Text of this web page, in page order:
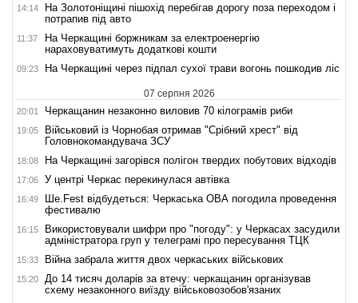
14:14
На Золотоніщині пішохід перебігав дорогу поза переходом і
потрапив під авто
11:37
На Черкащині боржникам за електроенергію
нараховуватимуть додаткові кошти
09:23 На Черкащині через підпал сухої трави вогонь пошкодив ліс
07 серпня 2026
20:01 Черкащанин незаконно виловив 70 кілограмів риби
19:05
Військовий із Чорнобая отримав "Срібний хрест" від
Головнокомандувача ЗСУ
18:08 На Черкащині загорівся полігон твердих побутових відходів
17:06 У центрі Черкас перекинулася автівка
16:49
Ше.Fest відбудеться: Черкаська ОВА погодила проведення
фестивалю
16:15
Використовували шифри про "погоду": у Черкасах засудили
адміністратора груп у телеграмі про пересування ТЦК
15:33 Війна забрала життя двох черкаських військових
15:20
До 14 тисяч доларів за втечу: черкащанин організував
схему незаконного виїзду військовозобов'язаних